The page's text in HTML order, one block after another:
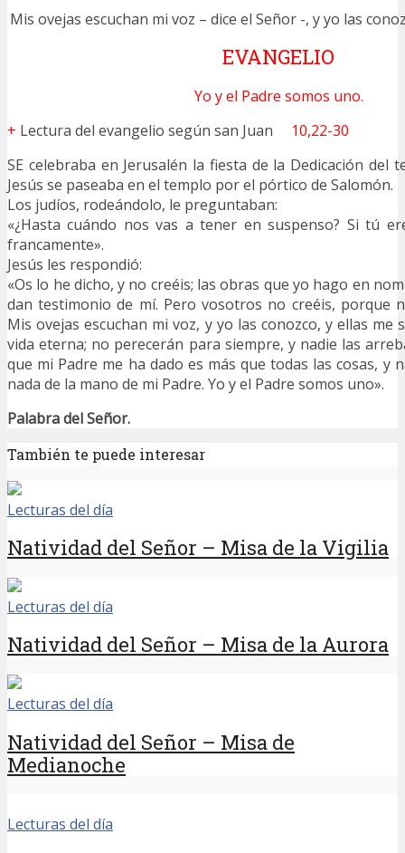
Mis ovejas escuchan mi voz – dice el Señor -, y yo las
EVANGELIO
Yo y el Padre somos uno.
+ Lectura del evangelio según san Juan 10,22-30
SE celebraba en Jerusalén la fiesta de la Dedicación del
Jesús se paseaba en el templo por el pórtico de Salomón.
Los judíos, rodeándolo, le preguntaban:
«¿Hasta cuándo nos vas a tener en suspenso? Si tú
francamente».
Jesús les respondió:
«Os lo he dicho, y no creéis; las obras que yo hago en
dan testimonio de mí. Pero vosotros no creéis, porque
Mis ovejas escuchan mi voz, y yo las conozco, y ellas me
vida eterna; no perecerán para siempre, y nadie las
que mi Padre me ha dado es más que todas las cosas, y
nada de la mano de mi Padre. Yo y el Padre somos uno».
Palabra del Señor.
También te puede interesar
Lecturas del día
Natividad del Señor – Misa de la Vigilia
Lecturas del día
Natividad del Señor – Misa de la Aurora
Lecturas del día
Natividad del Señor – Misa de
Medianoche
Lecturas del día